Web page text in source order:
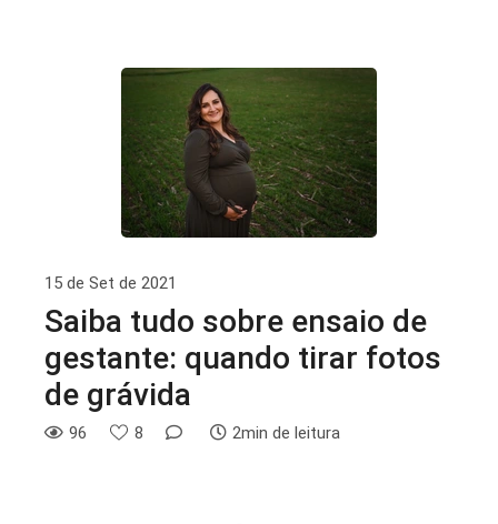
15 de Set de 2021
Saiba tudo sobre ensaio de
gestante: quando tirar fotos
de grávida
96 8 2min de leitura